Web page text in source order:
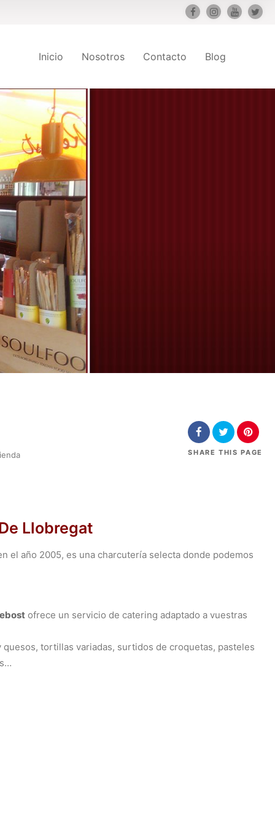
Inicio Nosotros Contacto Blog
SHARE THIS PAGE
Llobregat
el año 2005, es una charcutería selecta donde podemos
ofrece un servicio de catering adaptado a vuestras
tortillas variadas, surtidos de croquetas, pasteles